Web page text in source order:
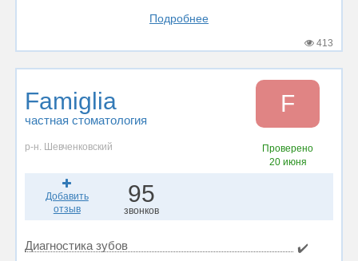
Подробнее
413
Famiglia
частная стоматология
F
р-н. Шевченковский
Проверено
20 июня
Добавить
отзыв
95
звонков
Диагностика зубов
✔️